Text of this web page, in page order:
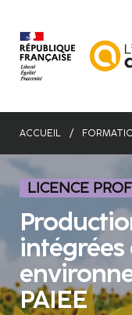
contenu
principal
ACCUEIL
LICENCE
intégrées
PAIEE